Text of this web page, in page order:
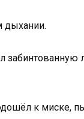
дыхании.
к миске,